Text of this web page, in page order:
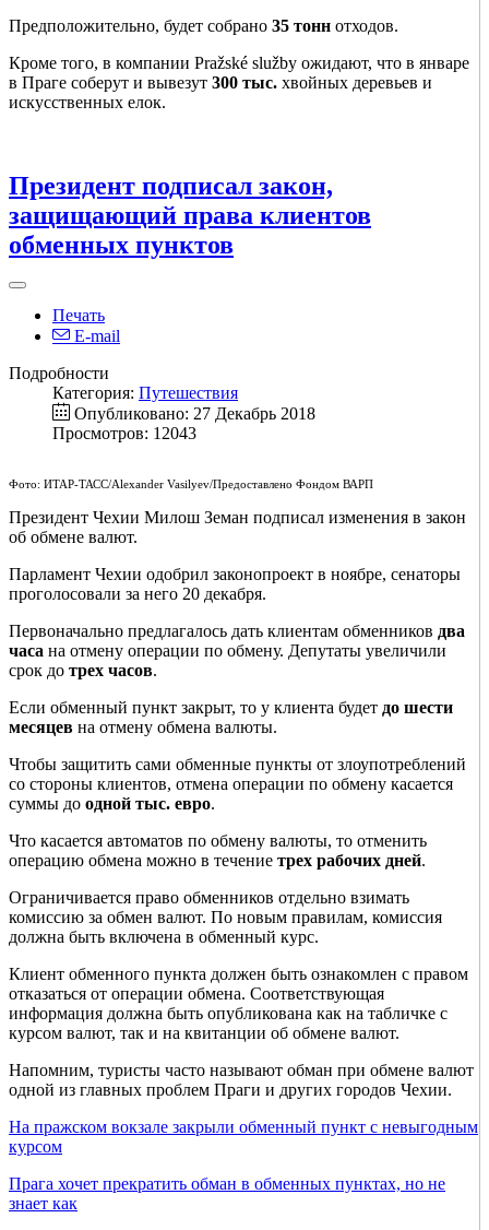
Предположительно, будет собрано 35 тонн отходов.
Кроме того, в компании Pražské služby ожидают, что в январе
в Праге соберут и вывезут 300 тыс. хвойных деревьев и
искусственных елок.
Президент подписал закон,
защищающий права клиентов
обменных пунктов
Печать
E-mail
Подробности
Категория: Путешествия
Опубликовано: 27 Декабрь 2018
Просмотров: 12043
Фото: ИТАР-ТАСС/Alexander Vasilyev/Предоставлено Фондом ВАРП
Президент Чехии Милош Земан подписал изменения в закон
об обмене валют.
Парламент Чехии одобрил законопроект в ноябре, сенаторы
проголосовали за него 20 декабря.
Первоначально предлагалось дать клиентам обменников два
часа на отмену операции по обмену. Депутаты увеличили
срок до трех часов.
Если обменный пункт закрыт, то у клиента будет до шести
месяцев на отмену обмена валюты.
Чтобы защитить сами обменные пункты от злоупотреблений
со стороны клиентов, отмена операции по обмену касается
суммы до одной тыс. евро.
Что касается автоматов по обмену валюты, то отменить
операцию обмена можно в течение трех рабочих дней.
Ограничивается право обменников отдельно взимать
комиссию за обмен валют. По новым правилам, комиссия
должна быть включена в обменный курс.
Клиент обменного пункта должен быть ознакомлен с правом
отказаться от операции обмена. Соответствующая
информация должна быть опубликована как на табличке с
курсом валют, так и на квитанции об обмене валют.
Напомним, туристы часто называют обман при обмене валют
одной из главных проблем Праги и других городов Чехии.
На пражском вокзале закрыли обменный пункт с невыгодным
курсом
Прага хочет прекратить обман в обменных пунктах, но не
знает как